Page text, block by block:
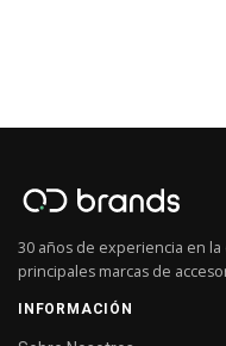
30 años de experiencia en
principales marcas de
INFORMACIÓN